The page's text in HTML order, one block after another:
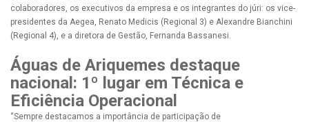
colaboradores, os executivos da empresa e os integrantes do júri: os vice-
presidentes da Aegea, Renato Medicis (Regional 3) e Alexandre Bianchini
(Regional 4), e a diretora de Gestão, Fernanda Bassanesi.
Águas de Ariquemes destaque
nacional: 1º lugar em Técnica e
Eficiência Operacional
“Sempre destacamos a importância de participação de